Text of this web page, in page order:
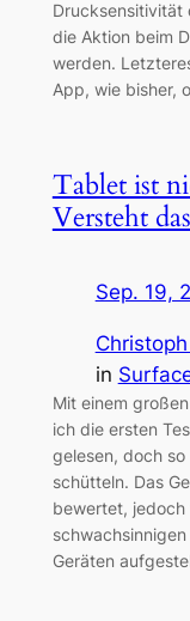
Drucksensitivität
die Aktion beim
werden.
App, wie bisher,
Tablet ist
Versteht
Sep. 19,
in
Mit einem
ich die ersten
gelesen, doch
schütteln. Das
bewertet,
Geräten